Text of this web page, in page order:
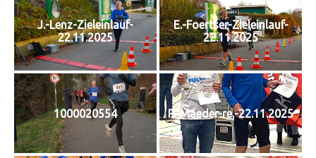
J.-Lenz-Zieleinlauf-
22.11.2025
E.-Foertser-Zieleinlauf-
22.11.2025
1000020554 P.-Maeder-re.-22.11.2025